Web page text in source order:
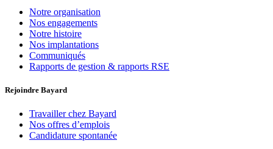
Notre organisation
Nos engagements
Notre histoire
Nos implantations
Communiqués
Rapports de gestion & rapports RSE
Rejoindre Bayard
Travailler chez Bayard
Nos offres d’emplois
Candidature spontanée